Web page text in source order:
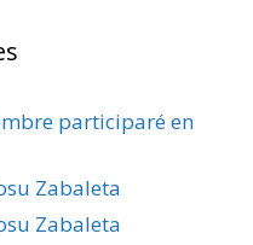
participaré en
Zabaleta
Zabaleta